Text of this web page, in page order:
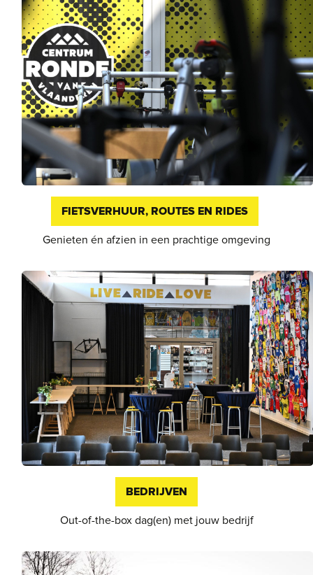
FIETSVERHUUR, ROUTES EN RIDES
Genieten én afzien in een prachtige omgeving
BEDRIJVEN
Out-of-the-box dag(en) met jouw bedrijf